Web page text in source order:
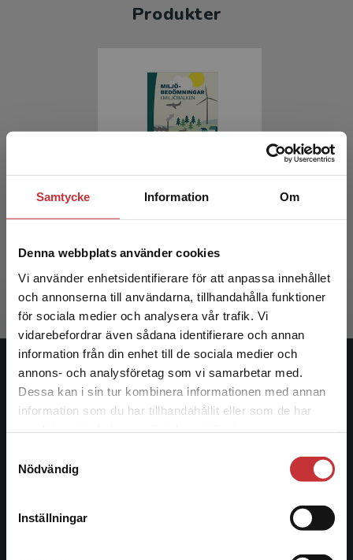
Samtycke Information Om
Denna webbplats använder cookies
Vi använder enhetsidentifierare för att anpassa innehållet
och annonserna till användarna, tillhandahålla funktioner
för sociala medier och analysera vår trafik. Vi
vidarebefordrar även sådana identifierare och annan
information från din enhet till de sociala medier och
annons- och analysföretag som vi samarbetar med.
Dessa kan i sin tur kombinera informationen med annan
information som du har tillhandahållit eller som de har
Nödvändig
Inställningar
Begränsad fraktregion
Det verkar som att du besöker
studentlitteratur.se via en enhet utanför Sverige.
Vi erbjuder inte leveranser utanför Sverige. För
att kunna slutföra ett köp måste
Produkter
Miljöbedömningar
Exkl. moms: 357 kr
Studentlitteratur
Studentlitteratur grundades 1963 och är idag Sveriges
ledande utbildningsförlag. Med läromedel, kurslitteratur,
informationstjänster i utbudet, finns Studentlitteratur med